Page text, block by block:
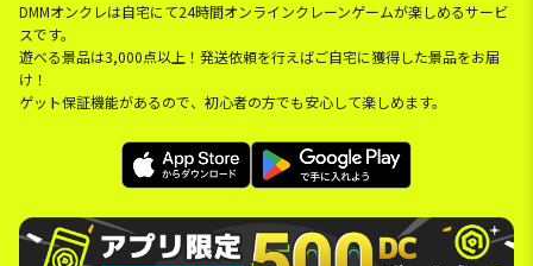
DMMオンクレは自宅にて24時間オンラインクレーンゲームが楽しめるサービ
スです。
遊べる景品は3,000点以上！発送依頼を行えばご自宅に獲得した景品をお届
け！
ゲット保証機能があるので、初心者の方でも安心して楽しめます。